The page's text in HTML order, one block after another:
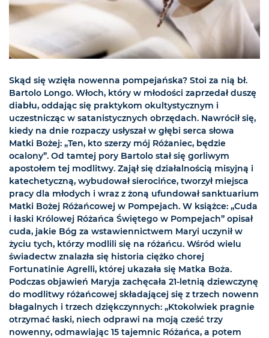
Skąd się wzięła nowenna pompejańska? Stoi za nią bł.
Bartolo Longo. Włoch, który w młodości zaprzedał duszę
diabłu, oddając się praktykom okultystycznym i
uczestnicząc w satanistycznych obrzędach. Nawrócił się,
kiedy na dnie rozpaczy usłyszał w głębi serca słowa
Matki Bożej: „Ten, kto szerzy mój Różaniec, będzie
ocalony”. Od tamtej pory Bartolo stał się gorliwym
apostołem tej modlitwy. Zajął się działalnością misyjną i
katechetyczną, wybudował sierocińce, tworzył miejsca
pracy dla młodych i wraz z żoną ufundował sanktuarium
Matki Bożej Różańcowej w Pompejach. W książce: „Cuda
i łaski Królowej Różańca Świętego w Pompejach” opisał
cuda, jakie Bóg za wstawiennictwem Maryi uczynił w
życiu tych, którzy modlili się na różańcu. Wśród wielu
świadectw znalazła się historia ciężko chorej
Fortunatinie Agrelli, której ukazała się Matka Boża.
Podczas objawień Maryja zachęcała 21-letnią dziewczynę
do modlitwy różańcowej składającej się z trzech nowenn
błagalnych i trzech dziękczynnych: „Ktokolwiek pragnie
otrzymać łaski, niech odprawi na moją cześć trzy
nowenny, odmawiając 15 tajemnic Różańca, a potem